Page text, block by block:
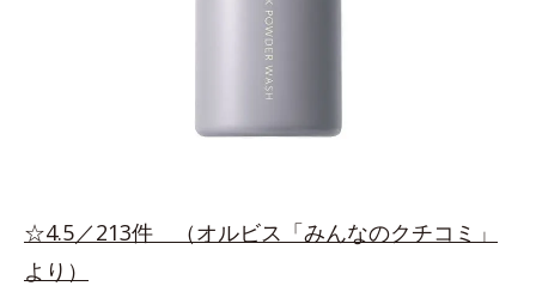
☆4.5／213件 （オルビス「みんなのクチコミ」
より）